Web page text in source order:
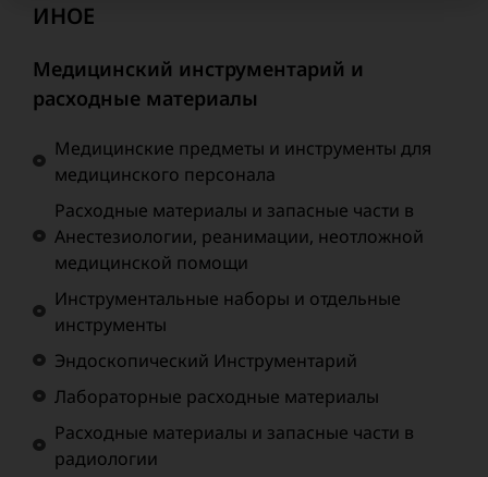
ИНОЕ
Медицинский инструментарий и
расходные материалы
Медицинские предметы и инструменты для
медицинского персонала
Расходные материалы и запасные части в
Анестезиологии, реанимации, неотложной
медицинской помощи
Инструментальные наборы и отдельные
инструменты
Эндоскопический Инструментарий
Лабораторные расходные материалы
Расходные материалы и запасные части в
радиологии